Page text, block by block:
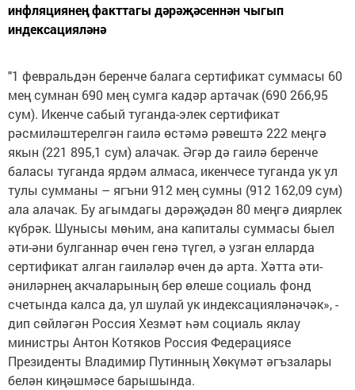
инфляциянең факттагы дәрәҗәсеннән чыгып
индексацияләнә
"1 февральдән беренче балага сертификат суммасы 60
мең сумнан 690 мең сумга кадәр артачак (690 266,95
сум). Икенче сабый туганда-элек сертификат
рәсмиләштерелгән гаилә өстәмә рәвештә 222 меңгә
якын (221 895,1 сум) алачак. Әгәр дә гаилә беренче
баласы туганда ярдәм алмаса, икенчесе туганда ук ул
тулы сумманы – ягъни 912 мең сумны (912 162,09 сум)
ала алачак. Бу агымдагы дәрәҗәдән 80 меңгә диярлек
күбрәк. Шунысы мөһим, ана капиталы суммасы быел
әти-әни булганнар өчен генә түгел, ә узган елларда
сертификат алган гаиләләр өчен дә арта. Хәтта әти-
әниләрнең акчаларының бер өлеше социаль фонд
счетында калса да, ул шулай ук индексацияләнәчәк», -
дип сөйләгән Россия Хезмәт һәм социаль яклау
министры Антон Котяков Россия Федерациясе
Президенты Владимир Путинның Хөкүмәт әгъзалары
белән киңәшмәсе барышында.